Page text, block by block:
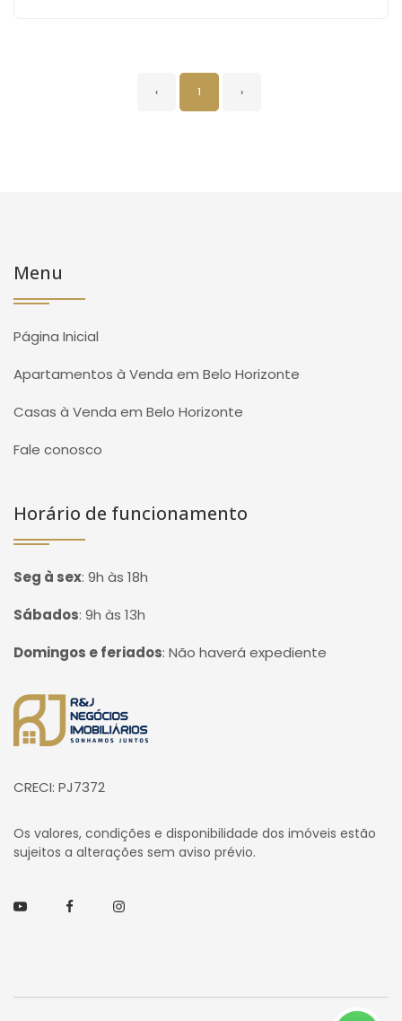
‹ 1 ›
Menu
Página Inicial
Apartamentos à Venda em Belo Horizonte
Casas à Venda em Belo Horizonte
Fale conosco
Horário de funcionamento
Seg à sex: 9h às 18h
Sábados: 9h às 13h
Domingos e feriados: Não haverá expediente
Página inicial
CRECI: PJ7372
Os valores, condições e disponibilidade dos imóveis estão
sujeitos a alterações sem aviso prévio.
YoutubeFacebookInstagram